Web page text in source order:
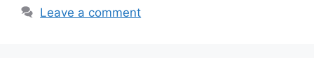
Leave a comment